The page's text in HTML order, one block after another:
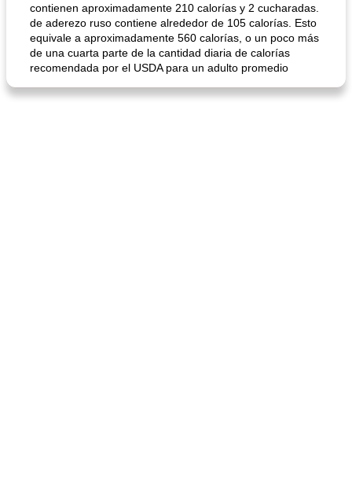
contienen aproximadamente 210 calorías y 2 cucharadas.
de aderezo ruso contiene alrededor de 105 calorías. Esto
equivale a aproximadamente 560 calorías, o un poco más
de una cuarta parte de la cantidad diaria de calorías
recomendada por el USDA para un adulto promedio